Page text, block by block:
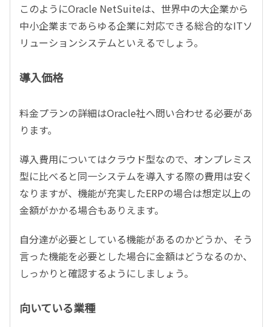
このようにOracle NetSuiteは、世界中の大企業から
中小企業まであらゆる企業に対応できる総合的なITソ
リューションシステムといえるでしょう。
導入価格
料金プランの詳細はOracle社へ問い合わせる必要があ
ります。
導入費用についてはクラウド型なので、オンプレミス
型に比べると同一システムを導入する際の費用は安く
なりますが、機能が充実したERPの場合は想定以上の
金額がかかる場合もありえます。
自分達が必要としている機能があるのかどうか、そう
言った機能を必要とした場合に金額はどうなるのか、
しっかりと確認するようにしましょう。
向いている業種